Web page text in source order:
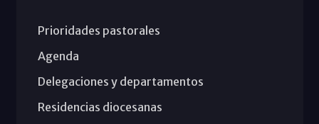
Prioridades pastorales
Agenda
Delegaciones y departamentos
Residencias diocesanas